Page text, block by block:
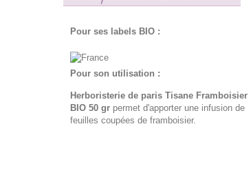
Pour ses labels BIO :
Pour son utilisation :
Herboristerie de paris Tisane Framboisier
BIO 50 grpermet d'apporter une infusion de
feuilles coupées de framboisier.